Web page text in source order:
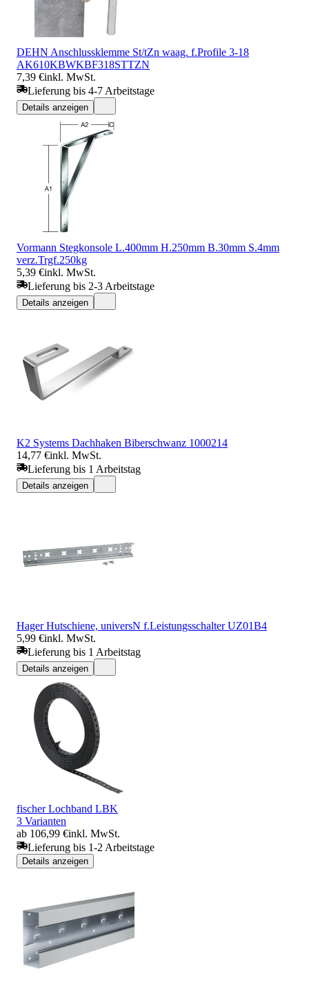
DEHN Anschlussklemme St/tZn waag. f.Profile 3-18
AK610KBWKBF318STTZN
7,39 €inkl. MwSt.
Lieferung bis 4-7 Arbeitstage
Details anzeigen
Vormann Stegkonsole L.400mm H.250mm B.30mm S.4mm
verz.Trgf.250kg
5,39 €inkl. MwSt.
Lieferung bis 2-3 Arbeitstage
Details anzeigen
K2 Systems Dachhaken Biberschwanz 1000214
14,77 €inkl. MwSt.
Lieferung bis 1 Arbeitstag
Details anzeigen
Hager Hutschiene, universN f.Leistungsschalter UZ01B4
5,99 €inkl. MwSt.
Lieferung bis 1 Arbeitstag
Details anzeigen
fischer Lochband LBK
3 Varianten
ab 106,99 €inkl. MwSt.
Lieferung bis 1-2 Arbeitstage
Details anzeigen